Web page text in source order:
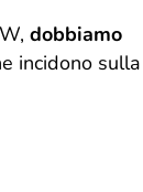
dobbiamo
incidono sulla